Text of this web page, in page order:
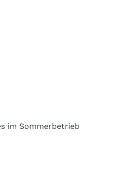
im Sommerbetrieb